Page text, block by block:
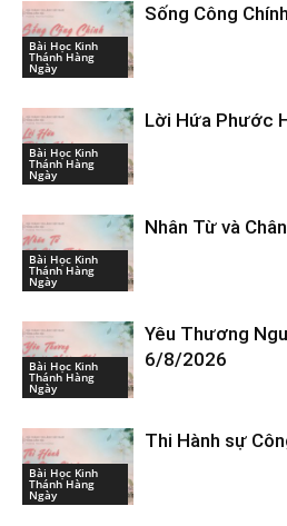
Bài Học Kinh
Thánh Hàng
Ngày
Sống Công
Bài Học Kinh
Thánh Hàng
Ngày
Lời Hứa Phước
Bài Học Kinh
Thánh Hàng
Ngày
Nhân Từ và
Bài Học Kinh
Thánh Hàng
Ngày
Yêu Thương
6/8/2026
Bài Học Kinh
Thánh Hàng
Ngày
Thi Hành sự